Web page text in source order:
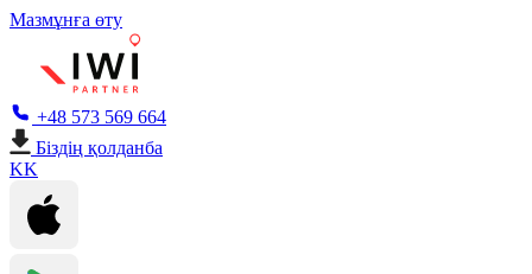
Мазмұнға өту
+48 573 569 664
Біздің қолданба
KK